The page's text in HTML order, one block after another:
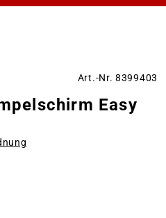
Art.-Nr. 8399403
Easy